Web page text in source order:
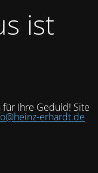
ist
Ihre Geduld! Site
erhardt.de